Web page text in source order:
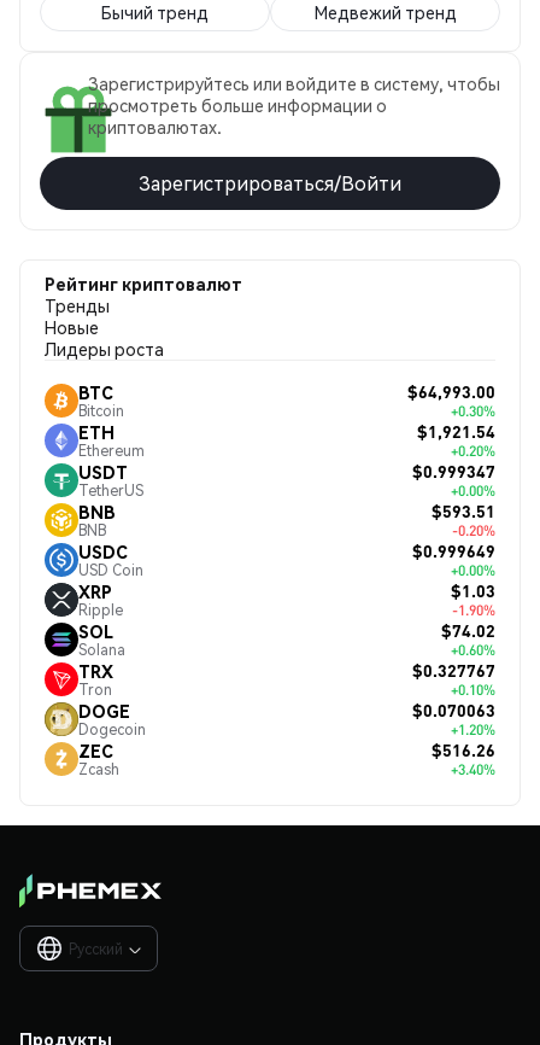
Бычий тренд Медвежий тренд
Зарегистрируйтесь или войдите в систему, чтобы
просмотреть больше информации о
криптовалютах.
Зарегистрироваться/Войти
Рейтинг криптовалют
Тренды
Новые
Лидеры роста
BTC
Bitcoin
$64,993.00
+0.30%
ETH
Ethereum
$1,921.54
+0.20%
USDT
TetherUS
$0.999347
+0.00%
BNB
BNB
$593.51
-0.20%
USDC
USD Coin
$0.999649
+0.00%
XRP
Ripple
$1.03
-1.90%
SOL
Solana
$74.02
+0.60%
TRX
Tron
$0.327767
+0.10%
DOGE
Dogecoin
$0.070063
+1.20%
ZEC
Zcash
$516.26
+3.40%
Русский 
Продукты